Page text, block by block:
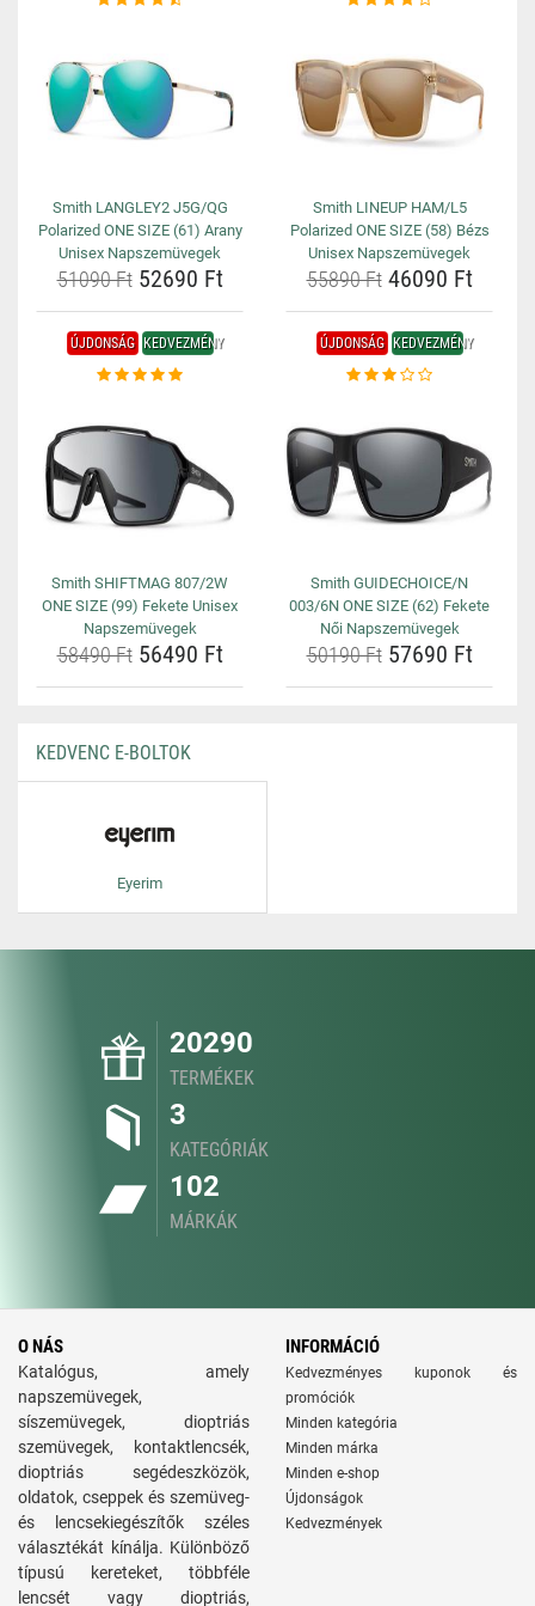
Smith LANGLEY2 J5G/QG
Polarized ONE SIZE (61) Arany
Unisex Napszemüvegek
51090 Ft52690 Ft
Smith LINEUP HAM/L5
Polarized ONE SIZE (58) Bézs
Unisex Napszemüvegek
55890 Ft46090 Ft
ÚJDONSÁG KEDVEZMÉNY
Smith SHIFTMAG 807/2W
ONE SIZE (99) Fekete Unisex
Napszemüvegek
58490 Ft56490 Ft
ÚJDONSÁG KEDVEZMÉNY
Smith GUIDECHOICE/N
003/6N ONE SIZE (62) Fekete
Női Napszemüvegek
50190 Ft57690 Ft
KEDVENC E-BOLTOK
Eyerim
20290
TERMÉKEK
3
KATEGÓRIÁK
102
MÁRKÁK
O NÁS
Katalógus, amely
napszemüvegek,
síszemüvegek, dioptriás
szemüvegek, kontaktlencsék,
dioptriás segédeszközök,
oldatok, cseppek és szemüveg-
és lencsekiegészítők széles
választékát kínálja. Különböző
típusú kereteket, többféle
lencsét vagy dioptriás,
INFORMÁCIÓ
Kedvezményes kuponok és
promóciók
Minden kategória
Minden márka
Minden e-shop
Újdonságok
Kedvezmények